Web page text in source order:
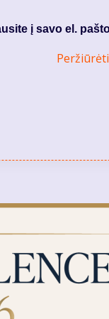
į savo el.